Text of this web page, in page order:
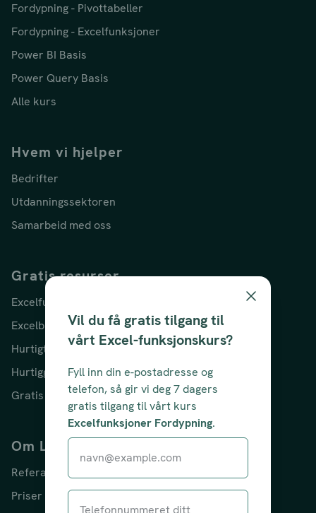
Vil du få gratis tilgang til
vårt Excel-funksjonskurs?
Fyll inn din e-postadresse og
telefon, så gir vi deg 7 dagers
gratis tilgang til vårt kurs
Excelfunksjoner Fordypning.
Fordypning - Pivottabeller
Fordypning - Excelfunksjoner
Power BI Basis
Power Query Basis
Alle kurs
Hvem vi hjelper
Bedrifter
Utdanningssektoren
Samarbeid med oss
Gratis resurser
Excelfunksjoner
Excelblogg
Hurtigtaster
Hurtigguide i Excel
Gratis kurs i Excel
Om Learnesy
Referanser
Priser